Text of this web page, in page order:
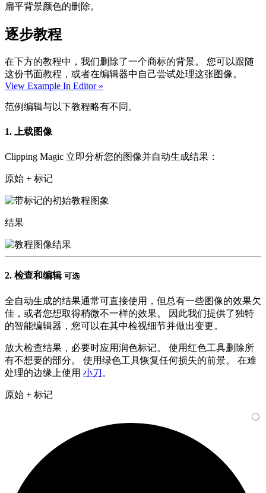
扁平背景颜色的删除。
逐步教程
在下方的教程中，我们删除了一个商标的背景。 您可以跟随
这份书面教程，或者在编辑器中自己尝试处理这张图像。
View Example In Editor »
范例编辑与以下教程略有不同。
1. 上载图像
Clipping Magic 立即分析您的图像并自动生成结果：
原始 + 标记
结果
2. 检查和编辑 可选
全自动生成的结果通常可直接使用，但总有一些图像的效果欠
佳，或者您想取得稍微不一样的效果。 因此我们提供了独特
的智能编辑器，您可以在其中检视细节并做出变更。
放大检查结果，必要时应用润色标记。 使用红色工具删除所
有不想要的部分。 使用绿色工具恢复任何损失的前景。 在难
处理的边缘上使用 小刀 。
原始 + 标记